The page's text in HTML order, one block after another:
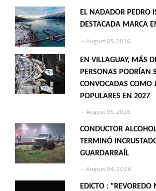
EL NADADOR PEDRO
DESTACADA MARCA
August 05, 2026
EN VILLAGUAY, MÁS
PERSONAS PODRÍAN
CONVOCADAS COMO
POPULARES EN 2027
August 05, 2026
CONDUCTOR
TERMINÓ
GUARDARRAÍL
August 04, 2026
EDICTO : "REVOREDO